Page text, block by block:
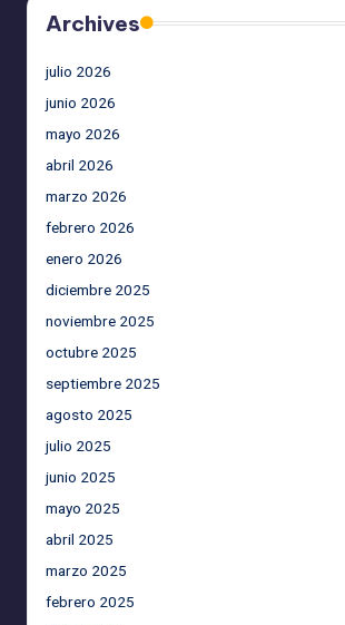
Archives
julio 2026
junio 2026
mayo 2026
abril 2026
marzo 2026
febrero 2026
enero 2026
diciembre 2025
noviembre 2025
octubre 2025
septiembre 2025
agosto 2025
julio 2025
junio 2025
mayo 2025
abril 2025
marzo 2025
febrero 2025